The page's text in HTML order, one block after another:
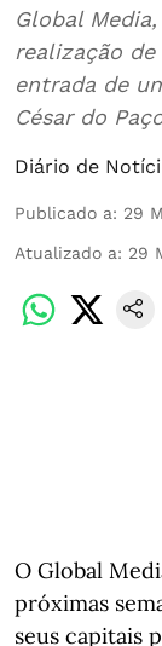
Global
realização
entrada de
César do
Diário de
Publicado a: 29
Atualizado a: 29
O Global
próximas
seus capitais